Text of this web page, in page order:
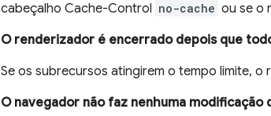
cabeçalho Cache-Control no-cache ou se o
O renderizador é encerrado depois que
Se os subrecursos atingirem o tempo limite,
O navegador não faz nenhuma